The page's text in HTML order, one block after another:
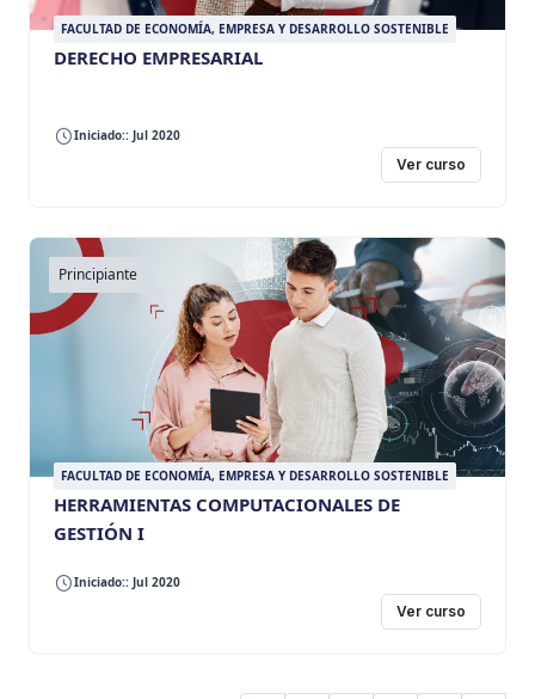
FACULTAD DE ECONOMÍA, EMPRESA Y DESARROLLO SOSTENIBLE
DERECHO EMPRESARIAL
Iniciado:: Jul 2020
Ver curso
Principiante
FACULTAD DE ECONOMÍA, EMPRESA Y DESARROLLO SOSTENIBLE
HERRAMIENTAS COMPUTACIONALES DE
GESTIÓN I
Iniciado:: Jul 2020
Ver curso